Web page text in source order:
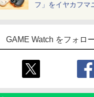
フ」をイヤカフマ
GAME Watch をフォロ